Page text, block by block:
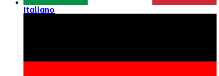
Italiano